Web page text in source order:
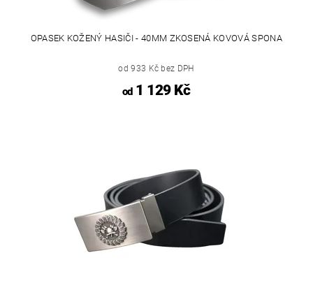
OPASEK KOŽENÝ HASIČI - 40MM ZKOSENÁ KOVOVÁ SPONA
od 933 Kč bez DPH
od1 129 Kč